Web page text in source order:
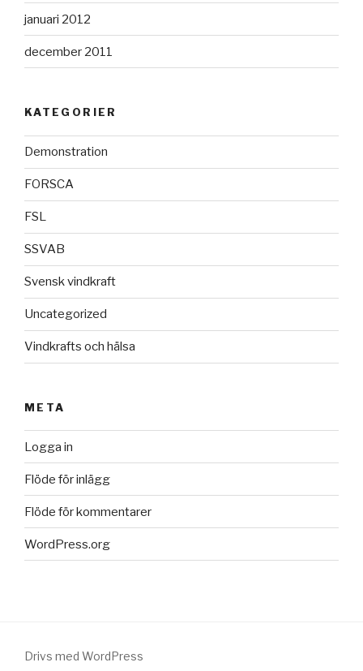
januari 2012
december 2011
KATEGORIER
Demonstration
FORSCA
FSL
SSVAB
Svensk vindkraft
Uncategorized
Vindkrafts och hälsa
META
Logga in
Flöde för inlägg
Flöde för kommentarer
WordPress.org
Drivs med WordPress